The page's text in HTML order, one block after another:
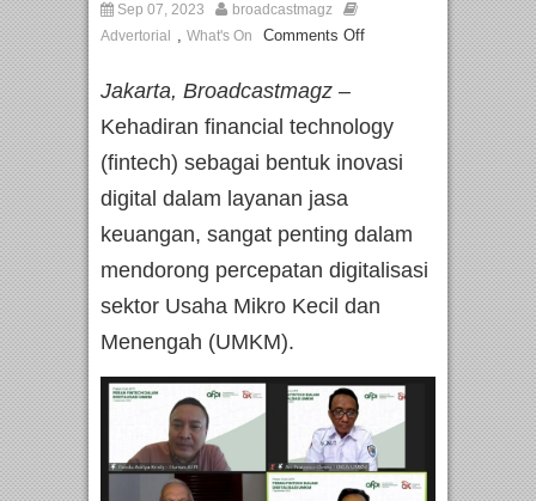
Sep 07, 2023
broadcastmagz
Advertorial
, What's On Comments Off
Jakarta, Broadcastmagz –
Kehadiran financial technology
(fintech) sebagai bentuk inovasi
digital dalam layanan jasa
keuangan, sangat penting dalam
mendorong percepatan digitalisasi
sektor Usaha Mikro Kecil dan
Menengah (UMKM).